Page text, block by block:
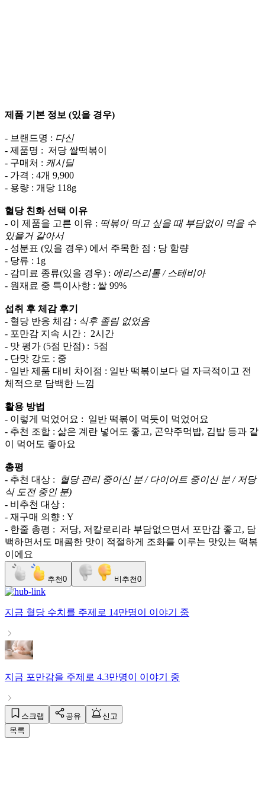
제품 기본 정보 (있을 경우)
- 브랜드명 : 다신
- 제품명 : 저당 쌀떡볶이
- 구매처 : 캐시딜
- 가격 : 4개 9,900
- 용량 : 개당 118g
혈당 친화 선택 이유
- 이 제품을 고른 이유 : 떡볶이 먹고 싶을 때 부담없이 먹을 수
있을거 같아서
- 성분표 (있을 경우) 에서 주목한 점 : 당 함량
- 당류 : 1g
- 감미료 종류(있을 경우) : 에리스리톨 / 스테비아
- 원재료 중 특이사항 : 쌀 99%
섭취 후 체감 후기
- 혈당 반응 체감 : 식후 졸림 없었음
- 포만감 지속 시간 : 2시간
- 맛 평가 (5점 만점) : 5점
- 단맛 강도 : 중
- 일반 제품 대비 차이점 : 일반 떡볶이보다 덜 자극적이고 전
체적으로 담백한 느낌
활용 방법
- 이렇게 먹었어요 : 일반 떡볶이 먹듯이 먹었어요
- 추천 조합 : 삶은 계란 넣어도 좋고, 곤약주먹밥, 김밥 등과 같
이 먹어도 좋아요
총평
- 추천 대상 :
혈당 관리 중이신 분 / 다이어트 중이신 분 / 저당
식 도전 중인 분)
- 비추천 대상 :
- 재구매 의향 : Y
- 한줄 총평 : 저당, 저칼로리라 부담없으면서 포만감 좋고, 담
백하면서도 매콤한 맛이 적절하게 조화를 이루는 맛있는 떡볶
이에요
추천0 비추천0
지금 혈당 수치 를 주제로 14만명이 이야기 중
지금 포만감을 주제로 4.3만명이 이야기 중
스크랩 공유
신고
목록